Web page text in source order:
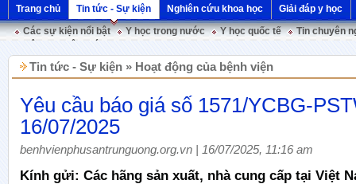
Trang chủ Tin tức - Sự kiện Nghiên cứu khoa học
Giải đáp y học
Các sự kiện nổi bật
Y học trong nước Y học quốc tế
Tin chuyên
Tin tức - Sự kiện » Hoạt động của bệnh viện
Yêu cầu báo giá số 1571/YCBG-
16/07/2025
benhvienphusantrunguong.org.vn | 16/07/2025, 11:16 am
Kính gửi: Các hãng sản xuất, nhà cung cấp tại Việt